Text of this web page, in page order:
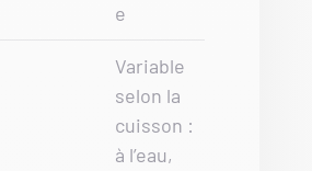
e
Variable
selon la
cuisson :
à l’eau,